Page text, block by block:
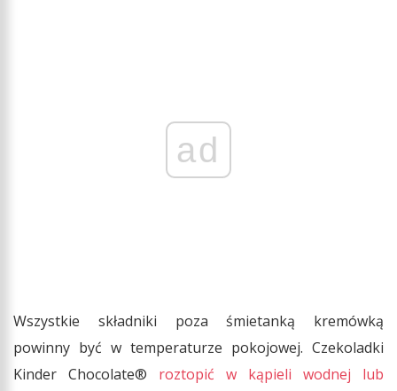
ad
Wszystkie składniki poza śmietanką kremówką
powinny być w temperaturze pokojowej. Czekoladki
Kinder Chocolate® roztopić w kąpieli wodnej lub